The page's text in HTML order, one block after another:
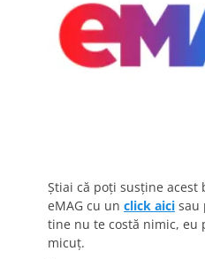
Știai că poți susține acest
eMAG cu un click aici sau
tine nu te costă nimic, eu
micuț.